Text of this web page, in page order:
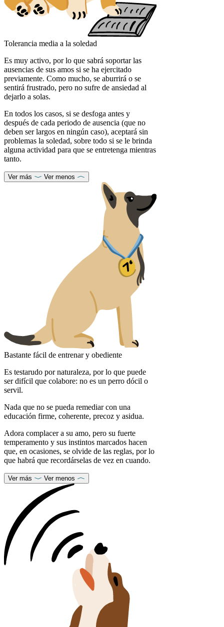
Tolerancia media a la soledad
Es muy activo, por lo que sabrá soportar las
ausencias de sus amos si se ha ejercitado
previamente. Como mucho, se aburrirá o se
sentirá frustrado, pero no sufre de ansiedad al
dejarlo a solas.
En todos los casos, si se desfoga antes y
después de cada periodo de ausencia (que no
deben ser largos en ningún caso), aceptará sin
problemas la soledad, sobre todo si se le brinda
alguna actividad para que se entretenga mientras
tanto.
Ver más Ver menos
Bastante fácil de entrenar y obediente
Es testarudo por naturaleza, por lo que puede
ser difícil que colabore: no es un perro dócil o
servil.
Nada que no se pueda remediar con una
educación firme, coherente, precoz y asidua.
Adora complacer a su amo, pero su fuerte
temperamento y sus instintos marcados hacen
que, en ocasiones, se olvide de las reglas, por lo
que habrá que recordárselas de vez en cuando.
Ver más Ver menos